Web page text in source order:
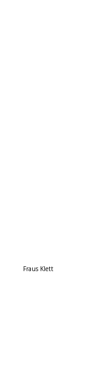
Fraus Klett